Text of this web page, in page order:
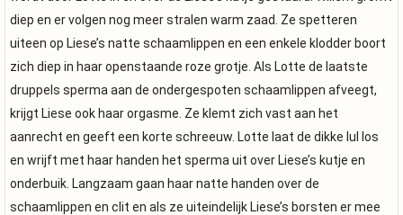
diep en er volgen nog meer stralen warm zaad. Ze spetteren
uiteen op Liese’s natte schaamlippen en een enkele klodder boort
zich diep in haar openstaande roze grotje. Als Lotte de laatste
druppels sperma aan de ondergespoten schaamlippen afveegt,
krijgt Liese ook haar orgasme. Ze klemt zich vast aan het
aanrecht en geeft een korte schreeuw. Lotte laat de dikke lul los
en wrijft met haar handen het sperma uit over Liese’s kutje en
onderbuik. Langzaam gaan haar natte handen over de
schaamlippen en clit en als ze uiteindelijk Liese’s borsten er mee